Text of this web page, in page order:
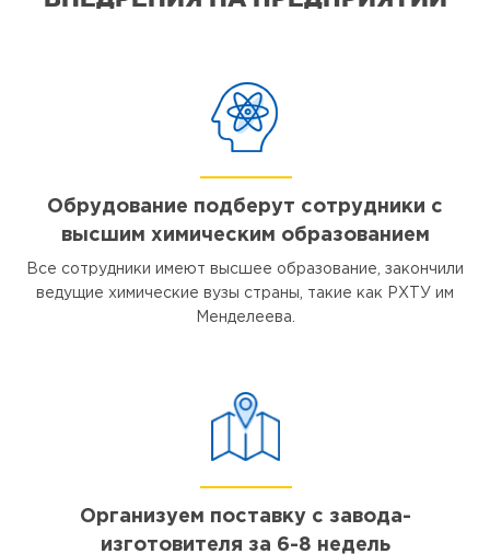
Обрудование подберут сотрудники с
высшим химическим образованием
Все сотрудники имеют высшее образование, закончили
ведущие химические вузы страны, такие как РХТУ им
Менделеева.
Организуем поставку с завода-
изготовителя за 6-8 недель